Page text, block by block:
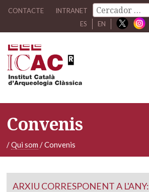
CONTACTE INTRANET
ES
EN
Convenis
/Qui som /Convenis
ARXIU CORRESPONENT A L'ANY: